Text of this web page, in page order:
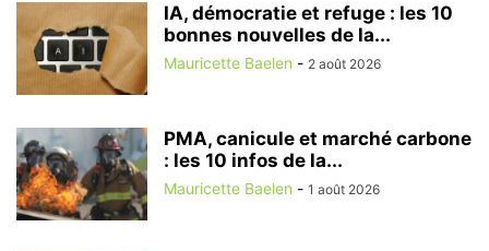
IA, démocratie et refuge : les 10
bonnes nouvelles de la...
Mauricette Baelen - 2 août 2026
PMA, canicule et marché carbone
: les 10 infos de la...
Mauricette Baelen - 1 août 2026